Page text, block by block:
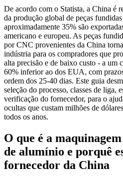
De acordo com o Statista, a China é
da produção global de peças
aproximadamente 35% são
americano e europeu. As peças
por CNC provenientes da China
indústria para os compradores que
alta precisão e de baixo custo - a um
60% inferior ao dos EUA, com
ordem dos 25-40 dias. Este guia
seleção do processo, classes de liga,
verificação do fornecedor, para o
ocultas que custam milhões de
todos os anos.
O que é a
de alumínio e porquê
fornecedor da China